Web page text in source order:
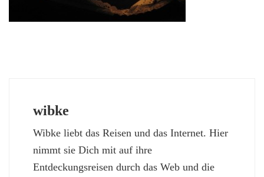
wibke
Wibke liebt das Reisen und das Internet. Hier
nimmt sie Dich mit auf ihre
Entdeckungsreisen durch das Web und die